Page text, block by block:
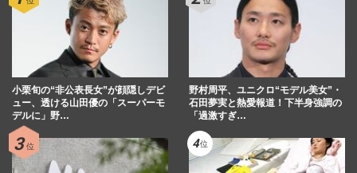
小栗旬の“非公表長女”が顔隠しデビ
ュー、透ける山田優の「スーパーモ
デルに」野…
野村周平、ユニクロ“モデル美女”・
石田夢実と熱愛報道！下半身強調の
「過激すぎ…